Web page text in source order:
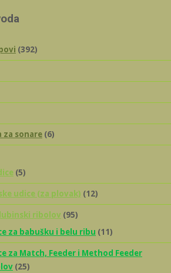
(392)
za sonare (6)
(5)
udice (za plovak) (12)
ribolov (95)
za babušku i belu ribu (11)
za Match, Feeder i Method Feeder
(25)